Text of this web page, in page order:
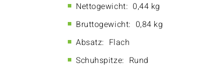
Nettogewicht:
0,44 kg
Bruttogewicht: 0,84 kg
Absatz: Flach
Schuhspitze: Rund